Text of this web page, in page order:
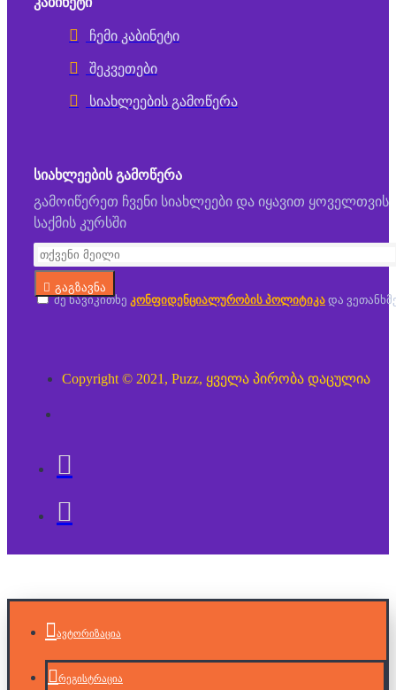
ჩემი კაბინეტი
შეკვეთები
სიახლეების გამოწერა
ᲡᲘᲐᲮᲚᲔᲔᲑᲘᲡ ᲒᲐᲛᲝᲬᲔᲠᲐ
გამოიწერეთ ჩვენი სიახლეები და იყავით ყოველთვის
საქმის კურსში
გაგზავნა
მე წავიკითხე კონფიდენციალურობის პოლიტიკა და
Copyright © 2021, Puzz, ყველა პირობა დაცულია
ავტორიზაცია
რეგისტრაცია